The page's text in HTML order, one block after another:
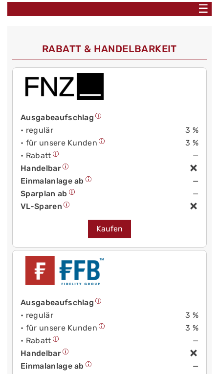
☰
RABATT & HANDELBARKEIT
Ausgabeaufschlag
• regulär
3 %
• für unsere Kunden
3 %
• Rabatt
—
Handelbar
Einmalanlage ab
—
Sparplan ab
—
VL-Sparen
Kaufen
Ausgabeaufschlag
• regulär
3 %
• für unsere Kunden
3 %
• Rabatt
—
Handelbar
Einmalanlage ab
—